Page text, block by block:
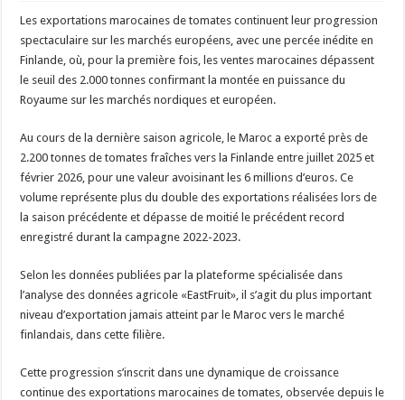
Les exportations marocaines de tomates continuent leur progression
spectaculaire sur les marchés européens, avec une percée inédite en
Finlande, où, pour la première fois, les ventes marocaines dépassent
le seuil des 2.000 tonnes confirmant la montée en puissance du
Royaume sur les marchés nordiques et européen.
Au cours de la dernière saison agricole, le Maroc a exporté près de
2.200 tonnes de tomates fraîches vers la Finlande entre juillet 2025 et
février 2026, pour une valeur avoisinant les 6 millions d’euros. Ce
volume représente plus du double des exportations réalisées lors de
la saison précédente et dépasse de moitié le précédent record
enregistré durant la campagne 2022-2023.
Selon les données publiées par la plateforme spécialisée dans
l’analyse des données agricole «EastFruit», il s’agit du plus important
niveau d’exportation jamais atteint par le Maroc vers le marché
finlandais, dans cette filière.
Cette progression s’inscrit dans une dynamique de croissance
continue des exportations marocaines de tomates, observée depuis le